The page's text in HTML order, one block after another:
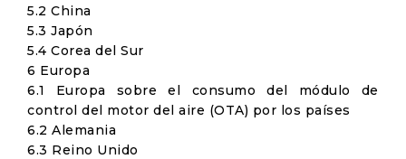
5.2 China
5.3 Japón
5.4 Corea del Sur
6 Europa
6.1 Europa sobre el consumo del módulo de
control del motor del aire (OTA) por los países
6.2 Alemania
6.3 Reino Unido